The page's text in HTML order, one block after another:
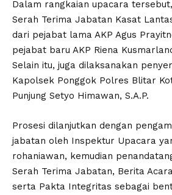
Dalam rangkaian upacara
Serah Terima Jabatan Kasat
dari pejabat lama AKP Agus
pejabat baru AKP Riena
Selain itu, juga dilaksanakan
Kapolsek Ponggok Polres Blitar
Punjung Setyo Himawan, S.A.P.
Prosesi dilanjutkan dengan
jabatan oleh Inspektur Upacara
rohaniawan, kemudian
Serah Terima Jabatan, Berita
serta Pakta Integritas sebagai